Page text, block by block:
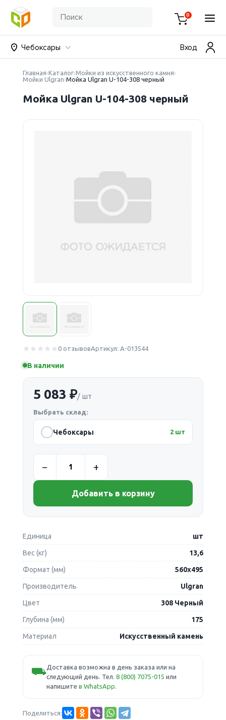
0
Чебоксары Вход
Главная Каталог Мойки из искусственного камня
Мойки Ulgran Мойка Ulgran U-104-308 черный
Мойка Ulgran U-104-308 черный
0 отзывовАртикул: А-013544
В наличии
5 083 ₽/ шт
Выбрать склад:
Чебоксары 2 шт
Добавить в корзину
Единица шт
Вес (кг) 13,6
Формат (мм) 560х495
Производитель Ulgran
Цвет 308 Черный
Глубина (мм) 175
Материал Искусственный камень
⛟Доставка возможна в день заказа или на
следующий день. Тел. 8 (800) 7075-015 или
напишите в WhatsApp.
Поделиться: